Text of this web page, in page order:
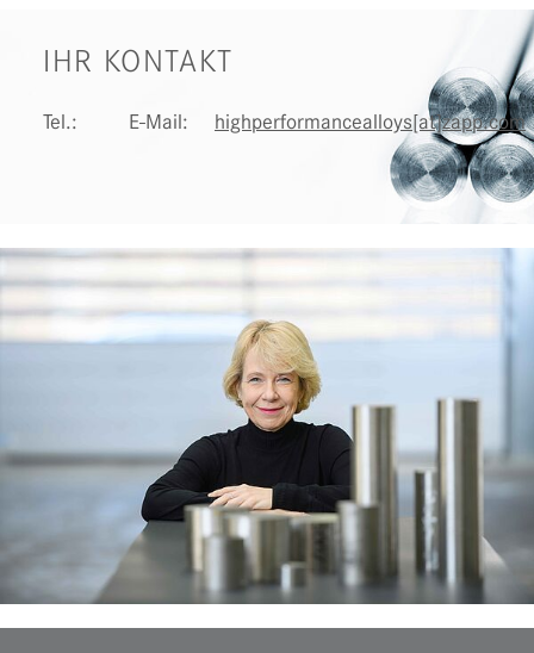
IHR KONTAKT
Tel.: E-Mail: highperformancealloys[at]zapp.com